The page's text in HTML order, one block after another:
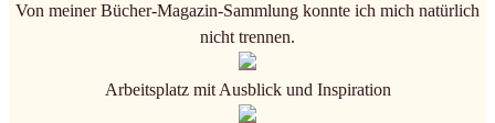
Von meiner Bücher-Magazin-Sammlung konnte ich mich natürlich
nicht trennen.
Arbeitsplatz mit Ausblick und Inspiration